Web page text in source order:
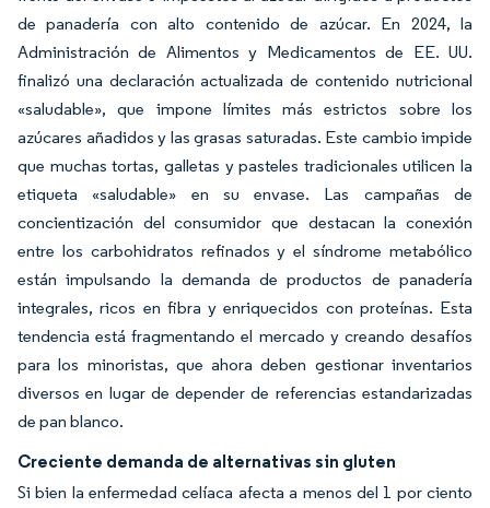
de panadería con alto contenido de azúcar. En 2024, la
Administración de Alimentos y Medicamentos de EE. UU.
finalizó una declaración actualizada de contenido nutricional
«saludable», que impone límites más estrictos sobre los
azúcares añadidos y las grasas saturadas. Este cambio impide
que muchas tortas, galletas y pasteles tradicionales utilicen la
etiqueta «saludable» en su envase. Las campañas de
concientización del consumidor que destacan la conexión
entre los carbohidratos refinados y el síndrome metabólico
están impulsando la demanda de productos de panadería
integrales, ricos en fibra y enriquecidos con proteínas. Esta
tendencia está fragmentando el mercado y creando desafíos
para los minoristas, que ahora deben gestionar inventarios
diversos en lugar de depender de referencias estandarizadas
de pan blanco.
Creciente demanda de alternativas sin gluten
Si bien la enfermedad celíaca afecta a menos del 1 por ciento